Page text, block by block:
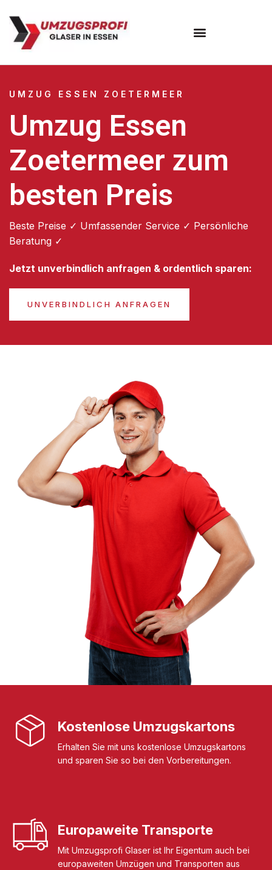
UMZUG ESSEN ZOETERMEER
Umzug Essen
Zoetermeer zum
besten Preis
Beste Preise ✓ Umfassender Service ✓ Persönliche
Beratung ✓
Jetzt unverbindlich anfragen & ordentlich sparen:
UNVERBINDLICH ANFRAGEN
Kostenlose Umzugskartons
Erhalten Sie mit uns kostenlose Umzugskartons
und sparen Sie so bei den Vorbereitungen.
Europaweite Transporte
Mit Umzugsprofi Glaser ist Ihr Eigentum auch bei
europaweiten Umzügen und Transporten aus